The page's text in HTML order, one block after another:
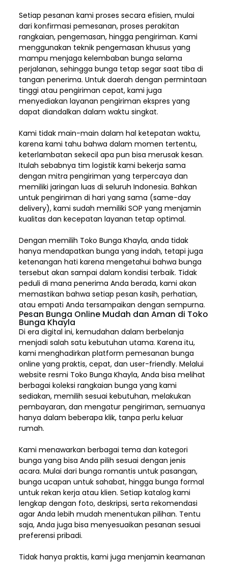
Setiap pesanan kami proses secara efisien, mulai
dari konfirmasi pemesanan, proses perakitan
rangkaian, pengemasan, hingga pengiriman. Kami
menggunakan teknik pengemasan khusus yang
mampu menjaga kelembaban bunga selama
perjalanan, sehingga bunga tetap segar saat tiba di
tangan penerima. Untuk daerah dengan permintaan
tinggi atau pengiriman cepat, kami juga
menyediakan layanan pengiriman ekspres yang
dapat diandalkan dalam waktu singkat.
Kami tidak main-main dalam hal ketepatan waktu,
karena kami tahu bahwa dalam momen tertentu,
keterlambatan sekecil apa pun bisa merusak kesan.
Itulah sebabnya tim logistik kami bekerja sama
dengan mitra pengiriman yang terpercaya dan
memiliki jaringan luas di seluruh Indonesia. Bahkan
untuk pengiriman di hari yang sama (same-day
delivery), kami sudah memiliki SOP yang menjamin
kualitas dan kecepatan layanan tetap optimal.
Dengan memilih Toko Bunga Khayla, anda tidak
hanya mendapatkan bunga yang indah, tetapi juga
ketenangan hati karena mengetahui bahwa bunga
tersebut akan sampai dalam kondisi terbaik. Tidak
peduli di mana penerima Anda berada, kami akan
memastikan bahwa setiap pesan kasih, perhatian,
atau empati Anda tersampaikan dengan sempurna.
Pesan Bunga Online Mudah dan Aman di Toko
Bunga Khayla
Di era digital ini, kemudahan dalam berbelanja
menjadi salah satu kebutuhan utama. Karena itu,
kami menghadirkan platform pemesanan bunga
online yang praktis, cepat, dan user-friendly. Melalui
website resmi Toko Bunga Khayla, Anda bisa melihat
berbagai koleksi rangkaian bunga yang kami
sediakan, memilih sesuai kebutuhan, melakukan
pembayaran, dan mengatur pengiriman,semuanya
hanya dalam beberapa klik, tanpa perlu keluar
rumah.
Kami menawarkan berbagai tema dan kategori
bunga yang bisa Anda pilih sesuai dengan jenis
acara. Mulai dari bunga romantis untuk pasangan,
bunga ucapan untuk sahabat, hingga bunga formal
untuk rekan kerja atau klien. Setiap katalog kami
lengkap dengan foto, deskripsi, serta rekomendasi
agar Anda lebih mudah menentukan pilihan. Tentu
saja, Anda juga bisa menyesuaikan pesanan sesuai
preferensi pribadi.
Tidak hanya praktis, kami juga menjamin keamanan